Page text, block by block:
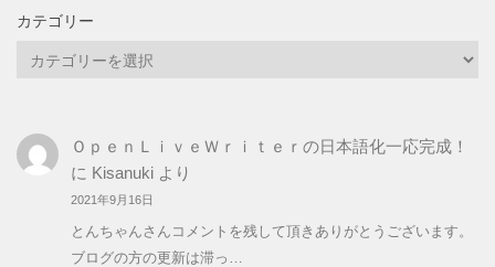
カテゴリー
リ
ー
ＯｐｅｎＬｉｖｅＷｒｉｔｅｒの日本語化一応完成！
に Kisanukiより
2021年9月16日
とんちゃんさんコメントを残して頂きありがとうございます。
ブログの方の更新は滞っ…